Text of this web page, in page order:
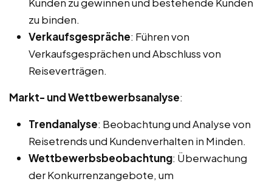
zu binden.
Verkaufsgespräche: Führen von
Verkaufsgesprächen und Abschluss von
Reiseverträgen.
Markt- und Wettbewerbsanalyse:
Trendanalyse: Beobachtung und Analyse von
Reisetrends und Kundenverhalten in Minden.
Wettbewerbsbeobachtung: Überwachung
der Konkurrenzangebote, um